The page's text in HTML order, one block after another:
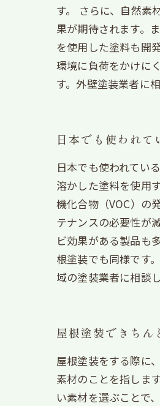
す。 さらに、自然素
果が期待されます。
を使用した塗料も開
環境に負荷をかけに
す。外壁塗装業者に
日本でも使われて
日本でも使われてい
溶かした塗料を使用
機化合物（VOC）の
テナンスの必要性が
ビ効果がある製品も
根塗装でも同様です
域の塗装業者に相談
屋根塗装できちん
屋根塗装をする際に
素材のことを指しま
い素材を選ぶことで